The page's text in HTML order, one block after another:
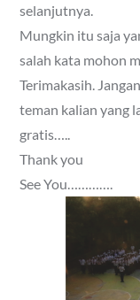
selanjutnya.
Mungkin itu saja
salah kata mohon
Terimakasih.
teman kalian yang
gratis…..
Thank you
See You………….